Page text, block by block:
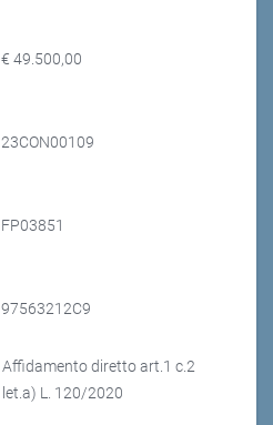
€ 49.500,00
23CON00109
FP03851
97563212C9
Affidamento diretto art.1 c.2
let.a) L. 120/2020